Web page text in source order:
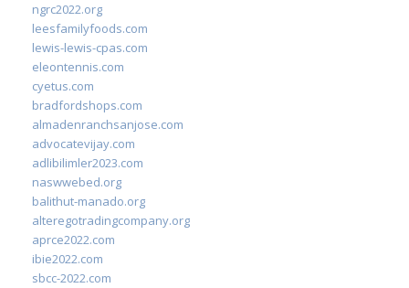
ngrc2022.org
leesfamilyfoods.com
lewis-lewis-cpas.com
eleontennis.com
cyetus.com
bradfordshops.com
almadenranchsanjose.com
advocatevijay.com
adlibilimler2023.com
naswwebed.org
balithut-manado.org
alteregotradingcompany.org
aprce2022.com
ibie2022.com
sbcc-2022.com